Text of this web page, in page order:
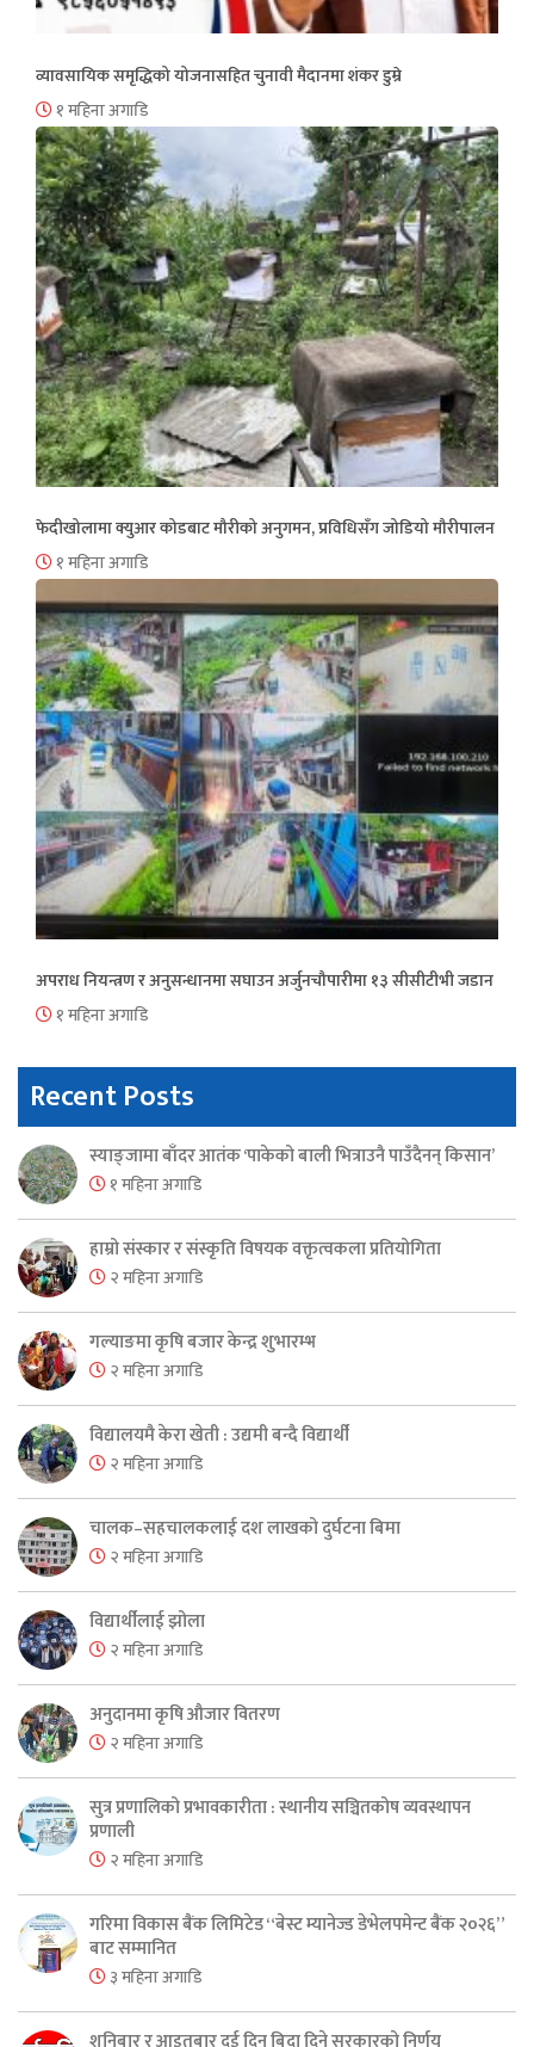
व्यावसायिक समृद्धिको योजनासहित चुनावी मैदानमा शंकर डुम्रे
१ महिना अगाडि
फेदीखोलामा क्युआर कोडबाट मौरीको अनुगमन, प्रविधिसँग जोडियो मौरीपालन
१ महिना अगाडि
अपराध नियन्त्रण र अनुसन्धानमा सघाउन अर्जुनचौपारीमा १३ सीसीटीभी जडान
१ महिना अगाडि
Recent Posts
स्याङ्जामा बाँदर आतंक ‘पाकेको बाली भित्राउनै पाउँदैनन् किसान’
१ महिना अगाडि
हाम्रो संस्कार र संस्कृति विषयक वक्तृत्वकला प्रतियोगिता
२ महिना अगाडि
गल्याङमा कृषि बजार केन्द्र शुभारम्भ
२ महिना अगाडि
विद्यालयमै केरा खेती : उद्यमी बन्दै विद्यार्थी
२ महिना अगाडि
चालक–सहचालकलाई दश लाखको दुर्घटना बिमा
२ महिना अगाडि
विद्यार्थीलाई झोला
२ महिना अगाडि
अनुदानमा कृषि औजार वितरण
२ महिना अगाडि
सुत्र प्रणालिको प्रभावकारीता : स्थानीय सञ्चितकोष व्यवस्थापन
प्रणाली
२ महिना अगाडि
गरिमा विकास बैंक लिमिटेड “बेस्ट म्यानेज्ड डेभेलपमेन्ट बैंक २०२६”
बाट सम्मानित
३ महिना अगाडि